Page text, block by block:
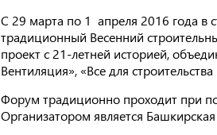
С 29 марта по 1 апреля 2016 года в
традиционный Весенний
проект с 21-летней историей,
Вентиляция», «Все для
Форум традиционно проходит при
Организатором является